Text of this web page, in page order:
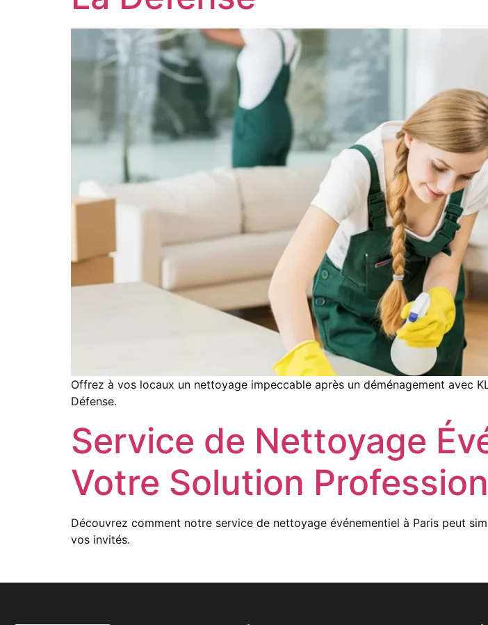
Offrez à vos locaux un nettoyage impeccable après un déménagement avec
Défense.
Service de Nettoyage
Votre Solution
Découvrez comment notre service de nettoyage événementiel à Paris peut
vos invités.